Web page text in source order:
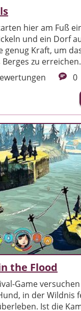
hier am Fuß
und ein Dorf
genug Kraft, um
zu erreichen.
0
the Flood
Game
in der Wildnis
Ist die